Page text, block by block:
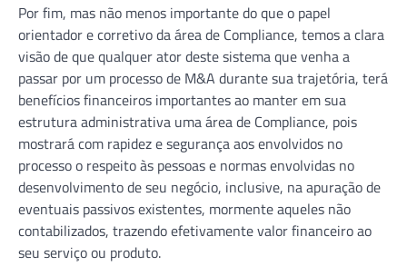
Por fim, mas não menos importante do que o papel
orientador e corretivo da área de Compliance, temos a clara
visão de que qualquer ator deste sistema que venha a
passar por um processo de M&A durante sua trajetória, terá
benefícios financeiros importantes ao manter em sua
estrutura administrativa uma área de Compliance, pois
mostrará com rapidez e segurança aos envolvidos no
processo o respeito às pessoas e normas envolvidas no
desenvolvimento de seu negócio, inclusive, na apuração de
eventuais passivos existentes, mormente aqueles não
contabilizados, trazendo efetivamente valor financeiro ao
seu serviço ou produto.